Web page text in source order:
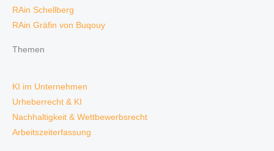
RAin Schellberg
RAin Gräfin von Buqouy
Themen
KI im Unternehmen
Urheberrecht & KI
Nachhaltigkeit & Wettbewerbsrecht
Arbeitszeiterfassung